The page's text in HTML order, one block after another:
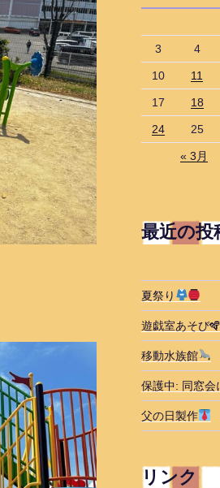
3 4
10 11
17 18
24 25
« 3月
最近の投
夏祭り
遊戯室あそび
移動水族館
保護中: 同窓会
父の日製作
リンク